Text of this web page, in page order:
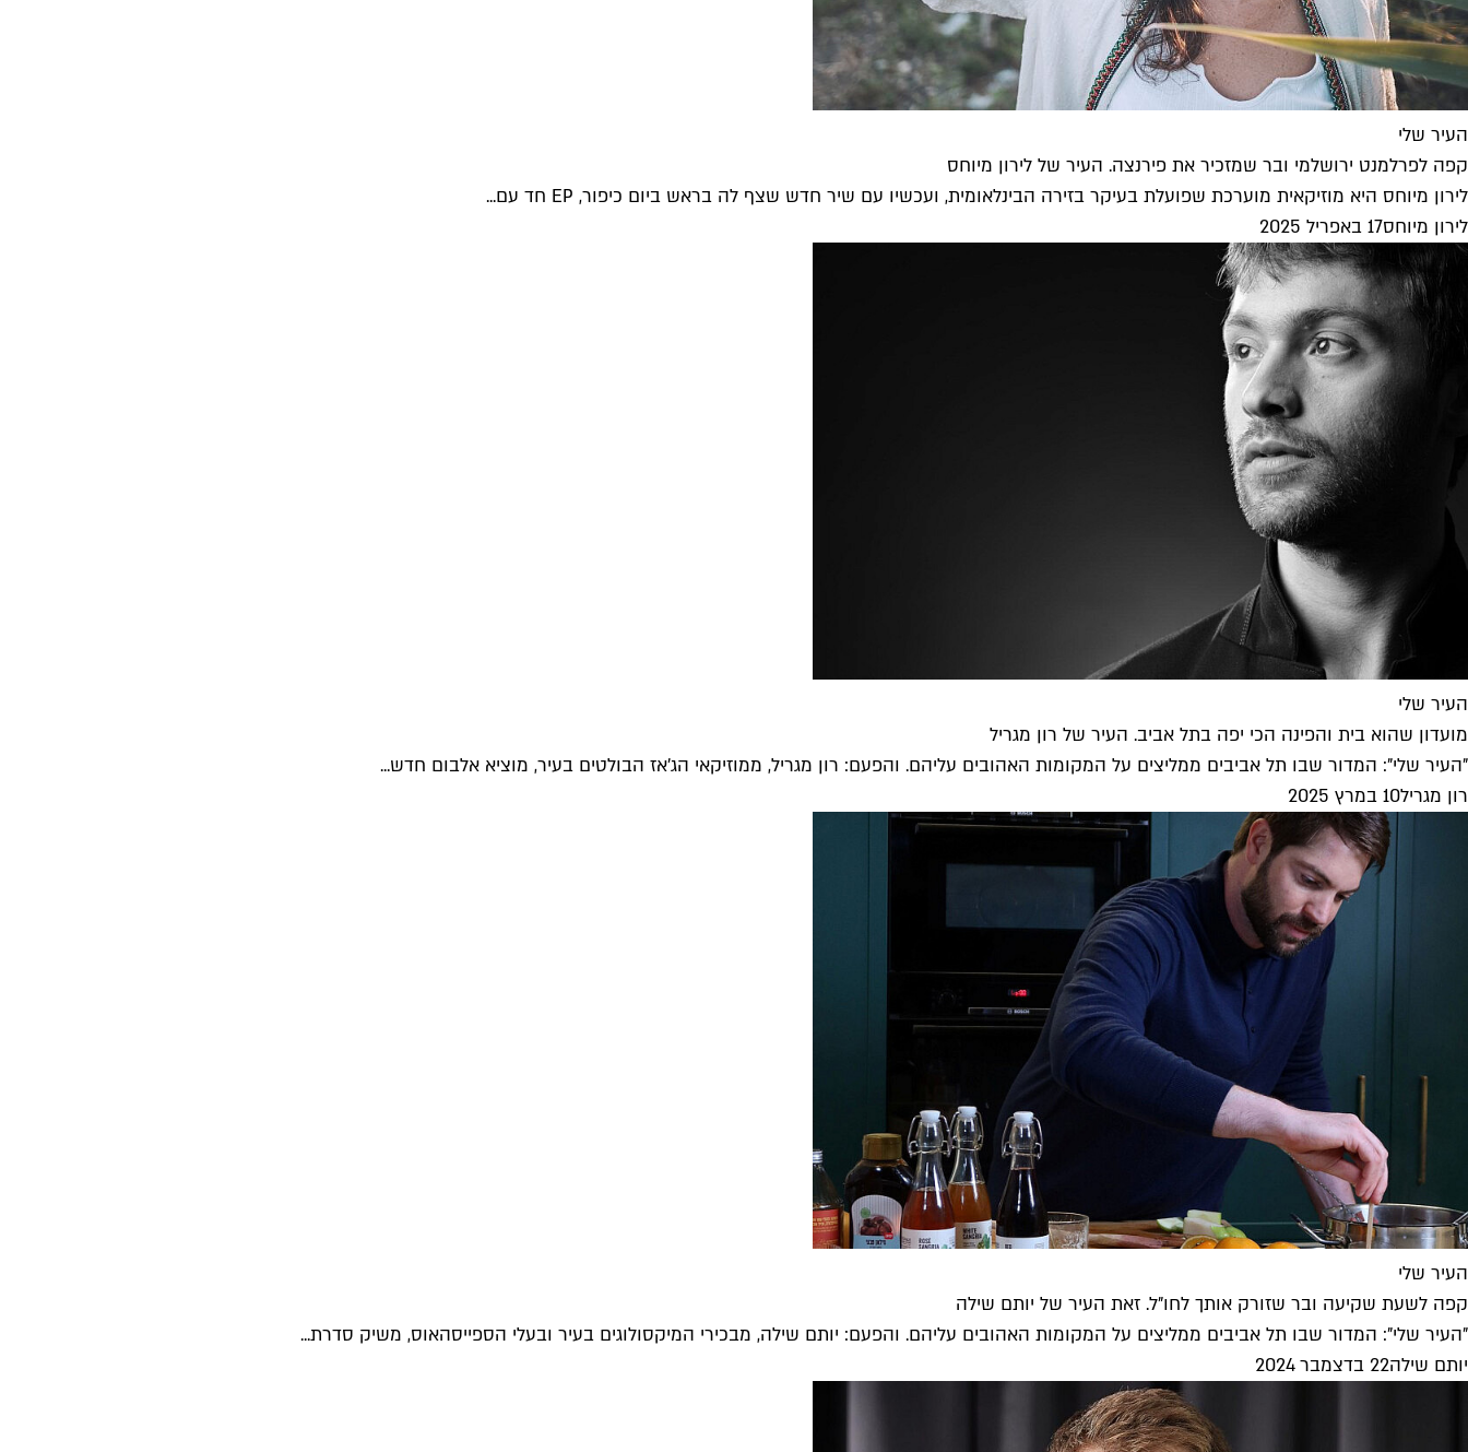
העיר שלי
קפה לפרלמנט ירושלמי ובר שמזכיר את פירנצה. העיר של לירון מיוחס
לירון מיוחס היא מוזיקאית מוערכת שפועלת בעיקר בזירה הבינלאומית, ועכשיו עם שיר חדש שצף לה בראש ביום כיפור, EP חד עם...
לירון מיוחס17 באפריל 2025
העיר שלי
מועדון שהוא בית והפינה הכי יפה בתל אביב. העיר של רון מגריל
"העיר שלי": המדור שבו תל אביבים ממליצים על המקומות האהובים עליהם. והפעם: רון מגריל, ממוזיקאי הג'אז הבולטים בעיר, מוציא אלבום חדש...
רון מגריל10 במרץ 2025
העיר שלי
קפה לשעת שקיעה ובר שזורק אותך לחו"ל. זאת העיר של יותם שילה
"העיר שלי": המדור שבו תל אביבים ממליצים על המקומות האהובים עליהם. והפעם: יותם שילה, מבכירי המיקסולוגים בעיר ובעלי הספייסהאוס, משיק סדרת...
יותם שילה22 בדצמבר 2024